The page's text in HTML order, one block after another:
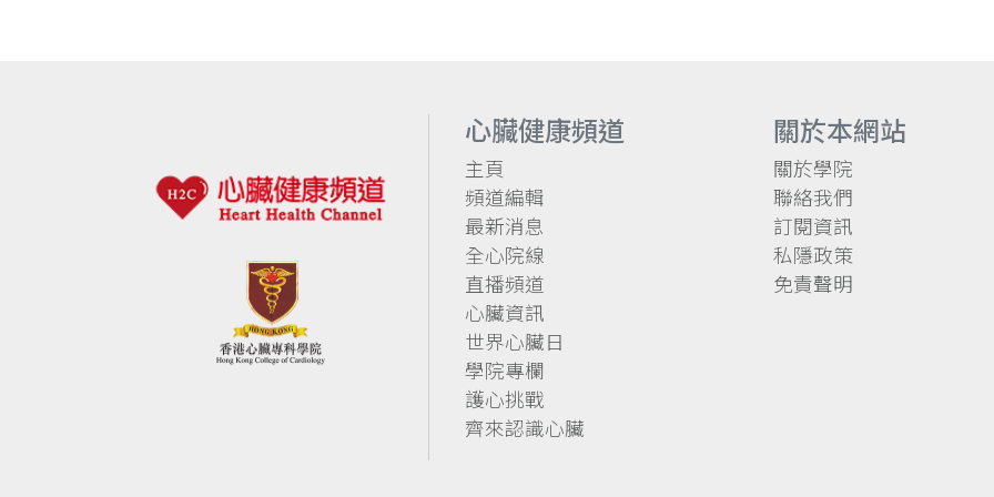
心臟健康頻道
主頁
頻道編輯
最新消息
全心院線
直播頻道
心臟資訊
世界心臟日
學院專欄
護心挑戰
齊來認識心臟
關於本網站
關於學院
聯絡我們
訂閱資訊
私隱政策
免責聲明